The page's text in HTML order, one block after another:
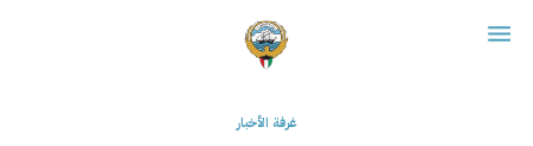
غرفة الأخبار